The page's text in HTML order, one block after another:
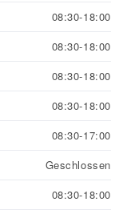
08:30-18:00
08:30-18:00
08:30-18:00
08:30-18:00
08:30-17:00
Geschlossen
08:30-18:00